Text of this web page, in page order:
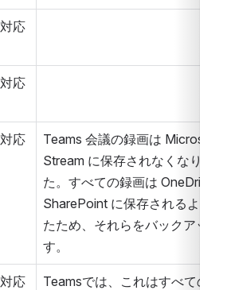
対応
対応
対応
Teams 会議の録画は Microsoft
Stream に保存されなくなりまし
た。すべての録画は OneDrive
SharePoint に保存されるよう
たため、それらをバックアップ
す。
対応
Teamsでは、これはすべてのパ